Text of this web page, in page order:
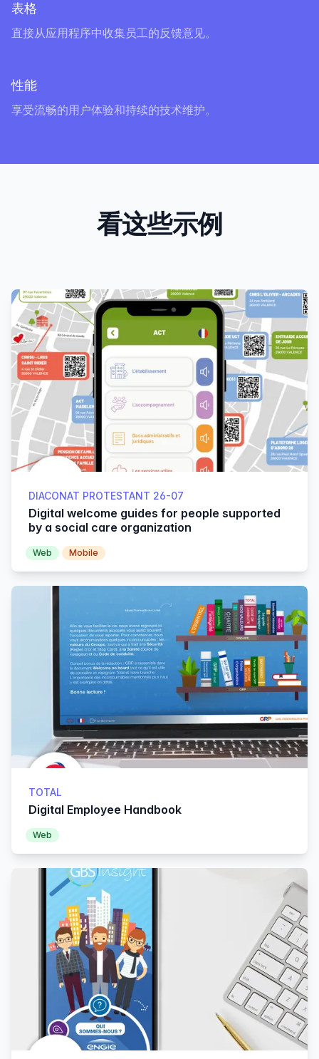
表格
直接从应用程序中收集员工的反馈意见。
性能
享受流畅的用户体验和持续的技术维护。
看这些示例
Products
DIACONAT PROTESTANT 26-07
Digital welcome guides for people supported
by a social care organization
Web Mobile
TOTAL
Digital Employee Handbook
Web